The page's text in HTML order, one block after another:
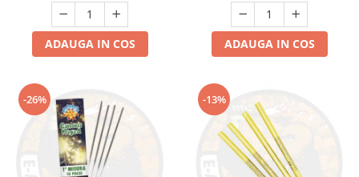
ADAUGA IN COS ADAUGA IN COS
-26% -13%